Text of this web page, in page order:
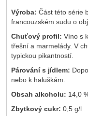
Výroba: Část této série
francouzském sudu o
Chuťový profil: Víno s
třešní a marmelády. V
typickou pikantností.
Párování s jídlem:
nebo k haluškám.
Obsah alkoholu: 14,0
Zbytkový cukr: 0,5 g/l